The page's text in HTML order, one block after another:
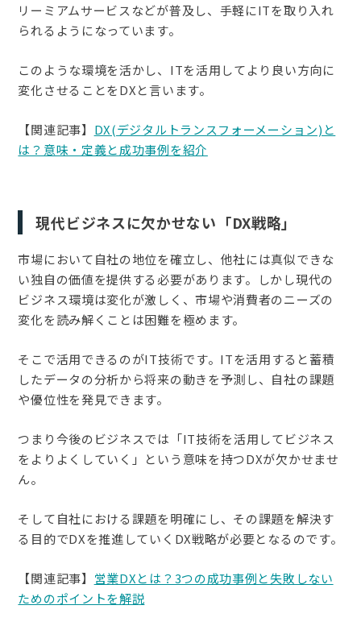
リーミアムサービスなどが普及し、手軽にITを取り入れ
られるようになっています。
このような環境を活かし、ITを活用してより良い方向に
変化させることをDXと言います。
【関連記事】 DX(デジタルトランスフォーメーション)と
は？意味・定義と成功事例を紹介
現代ビジネスに欠かせない「DX戦略」
市場において自社の地位を確立し、他社には真似できな
い独自の価値を提供する必要があります。しかし現代の
ビジネス環境は変化が激しく、市場や消費者のニーズの
変化を読み解くことは困難を極めます。
そこで活用できるのがIT技術です。ITを活用すると蓄積
したデータの分析から将来の動きを予測し、自社の課題
や優位性を発見できます。
つまり今後のビジネスでは「IT技術を活用してビジネス
をよりよくしていく」という意味を持つDXが欠かせませ
ん。
そして自社における課題を明確にし、その課題を解決す
る目的でDXを推進していくDX戦略が必要となるのです。
【関連記事】 営業DXとは？3つの成功事例と失敗しない
ためのポイントを解説